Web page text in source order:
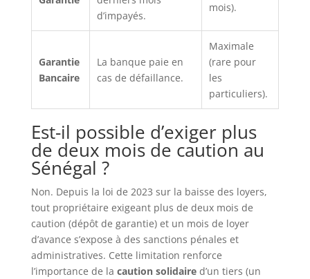
d’impayés.
mois).
Garantie
Bancaire
La banque paie en
cas de défaillance.
Maximale
(rare pour
les
particuliers).
Est-il possible d’exiger plus
de deux mois de caution au
Sénégal ?
Non. Depuis la loi de 2023 sur la baisse des loyers,
tout propriétaire exigeant plus de deux mois de
caution (dépôt de garantie) et un mois de loyer
d’avance s’expose à des sanctions pénales et
administratives. Cette limitation renforce
l’importance de la caution solidaired’un tiers (un